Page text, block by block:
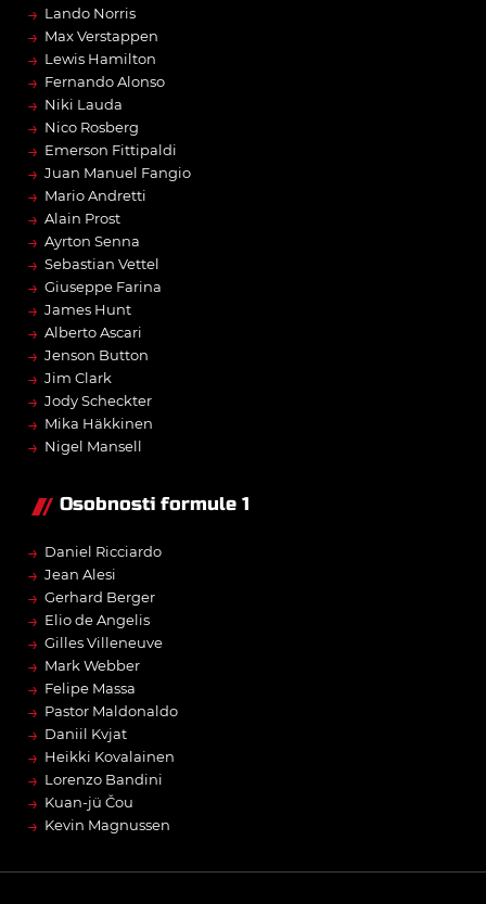
→ Lando Norris
→ Max Verstappen
→ Lewis Hamilton
→ Fernando Alonso
→ Niki Lauda
→ Nico Rosberg
→ Emerson Fittipaldi
→ Juan Manuel Fangio
→ Mario Andretti
→ Alain Prost
→ Ayrton Senna
→ Sebastian Vettel
→ Giuseppe Farina
→ James Hunt
→ Alberto Ascari
→ Jenson Button
→ Jim Clark
→ Jody Scheckter
→ Mika Häkkinen
→ Nigel Mansell
Osobnosti formule 1
→ Daniel Ricciardo
→ Jean Alesi
→ Gerhard Berger
→ Elio de Angelis
→ Gilles Villeneuve
→ Mark Webber
→ Felipe Massa
→ Pastor Maldonaldo
→ Daniil Kvjat
→ Heikki Kovalainen
→ Lorenzo Bandini
→ Kuan-jü Čou
→ Kevin Magnussen